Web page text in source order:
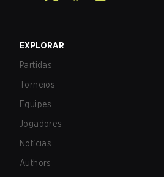
EXPLORAR
Partidas
Torneios
Equipes
Jogadores
Notícias
Authors